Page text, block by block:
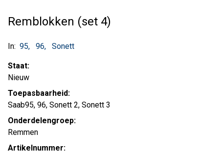
Remblokken (set 4)
In: 95 96 Sonett
Staat:
Nieuw
Toepasbaarheid:
Saab95, 96, Sonett 2, Sonett 3
Onderdelengroep:
Remmen
Artikelnummer: